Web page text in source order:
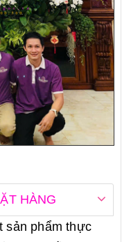
HÀNG
sản phẩm thực